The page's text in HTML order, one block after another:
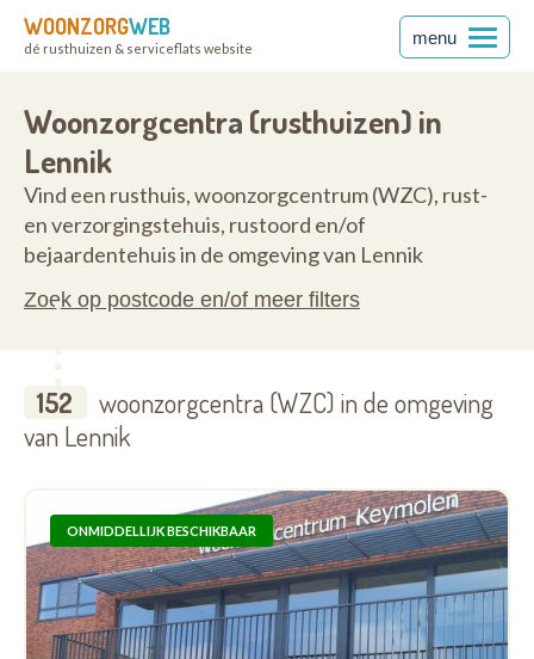
WOONZORGWEB
dé rusthuizen & serviceflats website
menu
Woonzorgcentra (rusthuizen) in
Lennik
Vind een rusthuis, woonzorgcentrum (WZC), rust-
en verzorgingstehuis, rustoord en/of
bejaardentehuis in de omgeving van Lennik
Zoek op postcode en/of meer filters
152
woonzorgcentra (WZC) in de omgeving
van Lennik
ONMIDDELLIJK BESCHIKBAAR